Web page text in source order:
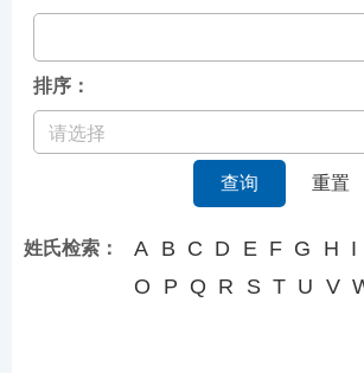
排序：
查询 重置
姓氏检索： A B C D E F G H I
O
P Q R S T U V